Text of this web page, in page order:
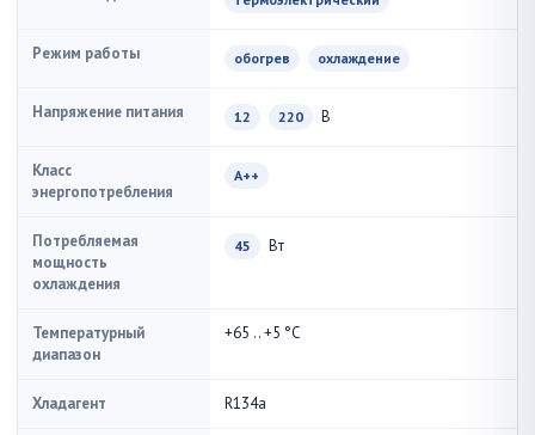
Режим работы обогрев охлаждение
Напряжение питания 12 220 В
Класс
энергопотребления
A++
Потребляемая
мощность
охлаждения
45 Вт
Температурный
диапазон
+65 .. +5 °С
Хладагент R134a